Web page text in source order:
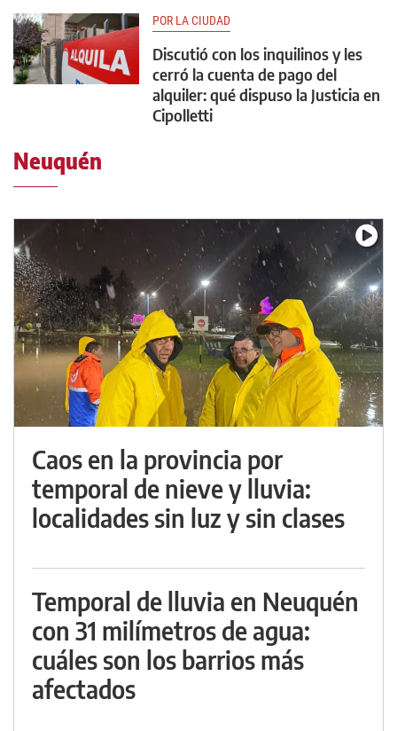
POR LA CIUDAD
Discutió con los inquilinos y les
cerró la cuenta de pago del
alquiler: qué dispuso la Justicia en
Cipolletti
Neuquén
Caos en la provincia por
temporal de nieve y lluvia:
localidades sin luz y sin clases
Temporal de lluvia en Neuquén
con 31 milímetros de agua:
cuáles son los barrios más
afectados